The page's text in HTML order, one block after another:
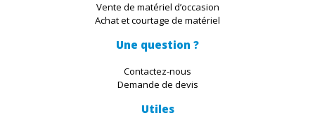
Vente de matériel d’occasion
Achat et courtage de matériel
Une question ?
Contactez-nous
Demande de devis
Utiles